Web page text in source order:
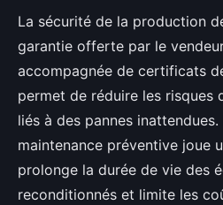
La sécurité de la production
garantie offerte par le
accompagnée de certificats
permet de réduire les risques
liés à des pannes inattendues.
maintenance préventive joue
prolonge la durée de vie des
reconditionnés et limite les